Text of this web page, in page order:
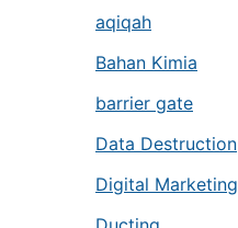
aqiqah
Bahan Kimia
barrier gate
Data Destruction
Digital Marketing